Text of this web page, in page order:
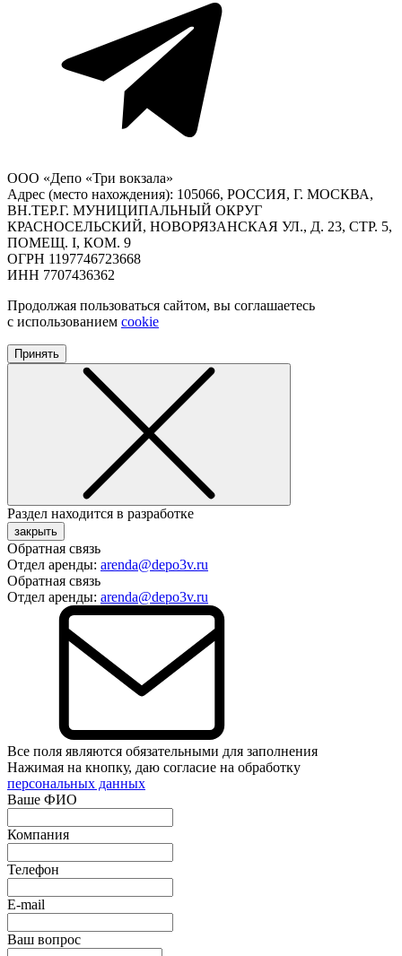
ООО «Депо «Три вокзала»
Адрес (место нахождения): 105066, РОССИЯ, Г. МОСКВА,
ВН.ТЕР.Г. МУНИЦИПАЛЬНЫЙ ОКРУГ
КРАСНОСЕЛЬСКИЙ, НОВОРЯЗАНСКАЯ УЛ., Д. 23, СТР. 5,
ПОМЕЩ. I, КОМ. 9
ОГРН 1197746723668
ИНН 7707436362
Продолжая пользоваться сайтом, вы соглашаетесь
с использованием cookie
Принять
Раздел находится в разработке
закрыть
Обратная связь
Отдел аренды: arenda@depo3v.ru
Обратная связь
Отдел аренды: arenda@depo3v.ru
Все поля являются обязательными для заполнения
Нажимая на кнопку, даю согласие на обработку
персональных данных
Ваше ФИО
Компания
Телефон
E-mail
Ваш вопрос